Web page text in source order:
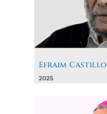
Efraim Castillo
2025